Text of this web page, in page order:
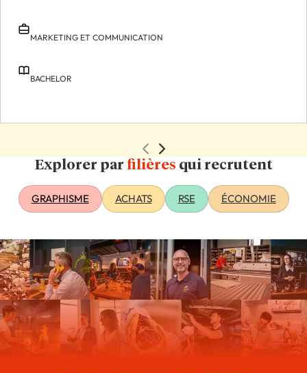
MARKETING ET COMMUNICATION
BACHELOR
Explorer par filières qui recrutent
GRAPHISME ACHATS RSE ÉCONOMIE